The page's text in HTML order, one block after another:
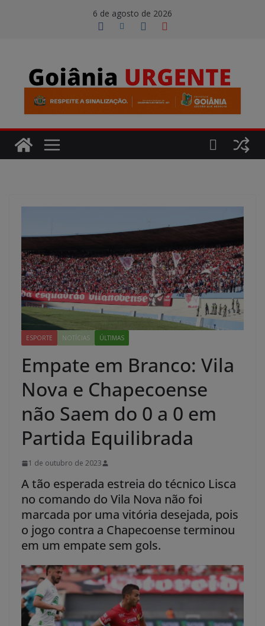
6 de agosto de 2026
ESPORTE NOTÍCIAS ÚLTIMAS
Empate em Branco: Vila
Nova e Chapecoense
não Saem do 0 a 0 em
Partida Equilibrada
1 de outubro de 2023
A tão esperada estreia do técnico Lisca
no comando do Vila Nova não foi
marcada por uma vitória desejada, pois
o jogo contra a Chapecoense terminou
em um empate sem gols.
modal-check